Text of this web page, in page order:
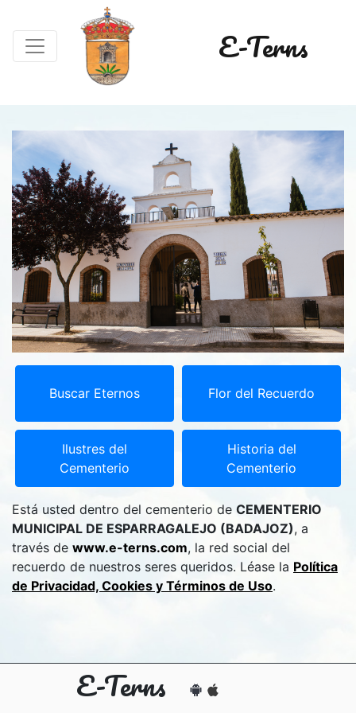
E-Terns
Buscar Eternos Flor del Recuerdo
Ilustres del
Cementerio
Historia del
Cementerio
Está usted dentro del cementerio de CEMENTERIO
MUNICIPAL DE ESPARRAGALEJO (BADAJOZ), a
través de www.e-terns.com, la red social del
recuerdo de nuestros seres queridos. Léase la Política
de Privacidad, Cookies y Términos de Uso.
E-Terns